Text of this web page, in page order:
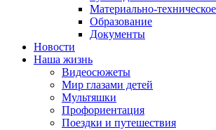
Материально-
Образование
Документы
Новости
Наша жизнь
Видеосюжеты
Мир глазами детей
Мультяшки
Профориентация
Поездки и путешествия